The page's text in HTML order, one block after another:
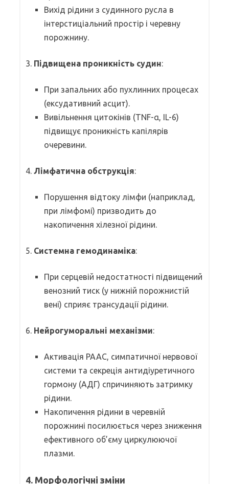
Вихід рідини з судинного русла в
інтерстиціальний простір і черевну
порожнину.
3. Підвищена проникність судин:
При запальних або пухлинних процесах
(ексудативний асцит).
Вивільнення цитокінів (TNF-α, IL-6)
підвищує проникність капілярів
очеревини.
4. Лімфатична обструкція:
Порушення відтоку лімфи (наприклад,
при лімфомі) призводить до
накопичення хілезної рідини.
5. Системна гемодинаміка:
При серцевій недостатності підвищений
венозний тиск (у нижній порожнистій
вені) сприяє трансудації рідини.
6. Нейрогуморальні механізми:
Активація РААС, симпатичної нервової
системи та секреція антидіуретичного
гормону (АДГ) спричиняють затримку
рідини.
Накопичення рідини в черевній
порожнині посилюється через зниження
ефективного об’єму циркулюючої
плазми.
4. Морфологічні зміни